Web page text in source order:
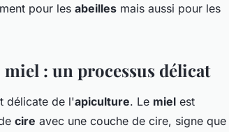
pour les abeilles mais aussi pour les
: un processus délicat
délicate de l'apiculture. Le miel est
cire avec une couche de cire, signe que